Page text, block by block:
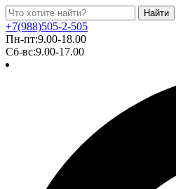
Найти
+7(988)505-2-505
Пн-пт:9.00-18.00
Сб-вс:9.00-17.00